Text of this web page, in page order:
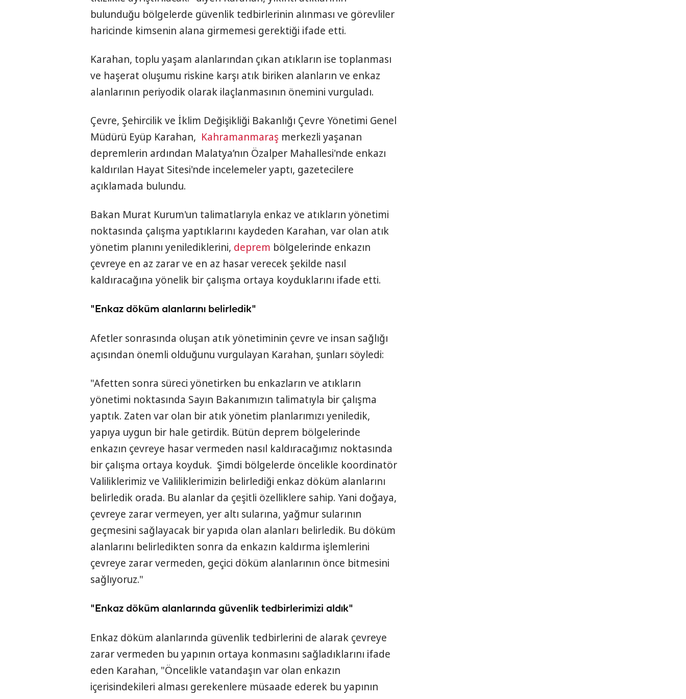
bulunduğu bölgelerde güvenlik tedbirlerinin alınması ve görevliler
haricinde kimsenin alana girmemesi gerektiği ifade etti.
Karahan, toplu yaşam alanlarından çıkan atıkların ise toplanması
ve haşerat oluşumu riskine karşı atık biriken alanların ve enkaz
alanlarının periyodik olarak ilaçlanmasının önemini vurguladı.
Çevre, Şehircilik ve İklim Değişikliği Bakanlığı Çevre Yönetimi Genel
Müdürü Eyüp Karahan, Kahramanmaraş merkezli yaşanan
depremlerin ardından Malatya’nın Özalper Mahallesi'nde enkazı
kaldırılan Hayat Sitesi'nde incelemeler yaptı, gazetecilere
açıklamada bulundu.
Bakan Murat Kurum'un talimatlarıyla enkaz ve atıkların yönetimi
noktasında çalışma yaptıklarını kaydeden Karahan, var olan atık
yönetim planını yenilediklerini, deprem bölgelerinde enkazın
çevreye en az zarar ve en az hasar verecek şekilde nasıl
kaldıracağına yönelik bir çalışma ortaya koyduklarını ifade etti.
"Enkaz döküm alanlarını belirledik"
Afetler sonrasında oluşan atık yönetiminin çevre ve insan sağlığı
açısından önemli olduğunu vurgulayan Karahan, şunları söyledi:
"Afetten sonra süreci yönetirken bu enkazların ve atıkların
yönetimi noktasında Sayın Bakanımızın talimatıyla bir çalışma
yaptık. Zaten var olan bir atık yönetim planlarımızı yeniledik,
yapıya uygun bir hale getirdik. Bütün deprem bölgelerinde
enkazın çevreye hasar vermeden nasıl kaldıracağımız noktasında
bir çalışma ortaya koyduk. Şimdi bölgelerde öncelikle koordinatör
Valiliklerimiz ve Valiliklerimizin belirlediği enkaz döküm alanlarını
belirledik orada. Bu alanlar da çeşitli özelliklere sahip. Yani doğaya,
çevreye zarar vermeyen, yer altı sularına, yağmur sularının
geçmesini sağlayacak bir yapıda olan alanları belirledik. Bu döküm
alanlarını belirledikten sonra da enkazın kaldırma işlemlerini
çevreye zarar vermeden, geçici döküm alanlarının önce bitmesini
sağlıyoruz."
"Enkaz döküm alanlarında güvenlik tedbirlerimizi aldık"
Enkaz döküm alanlarında güvenlik tedbirlerini de alarak çevreye
zarar vermeden bu yapının ortaya konmasını sağladıklarını ifade
eden Karahan, "Öncelikle vatandaşın var olan enkazın
içerisindekileri alması gerekenlere müsaade ederek bu yapının